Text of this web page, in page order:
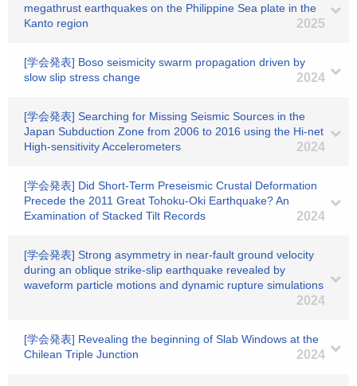
megathrust earthquakes on the Philippine Sea plate in the
Kanto region
2025
[学会発表] Boso seismicity swarm propagation driven by
slow slip stress change
2024
[学会発表] Searching for Missing Seismic Sources in the
Japan Subduction Zone from 2006 to 2016 using the Hi-net
High-sensitivity Accelerometers
2024
[学会発表] Did Short-Term Preseismic Crustal Deformation
Precede the 2011 Great Tohoku-Oki Earthquake? An
Examination of Stacked Tilt Records
2024
[学会発表] Strong asymmetry in near-fault ground velocity
during an oblique strike-slip earthquake revealed by
waveform particle motions and dynamic rupture simulations
2024
[学会発表] Revealing the beginning of Slab Windows at the
Chilean Triple Junction
2024